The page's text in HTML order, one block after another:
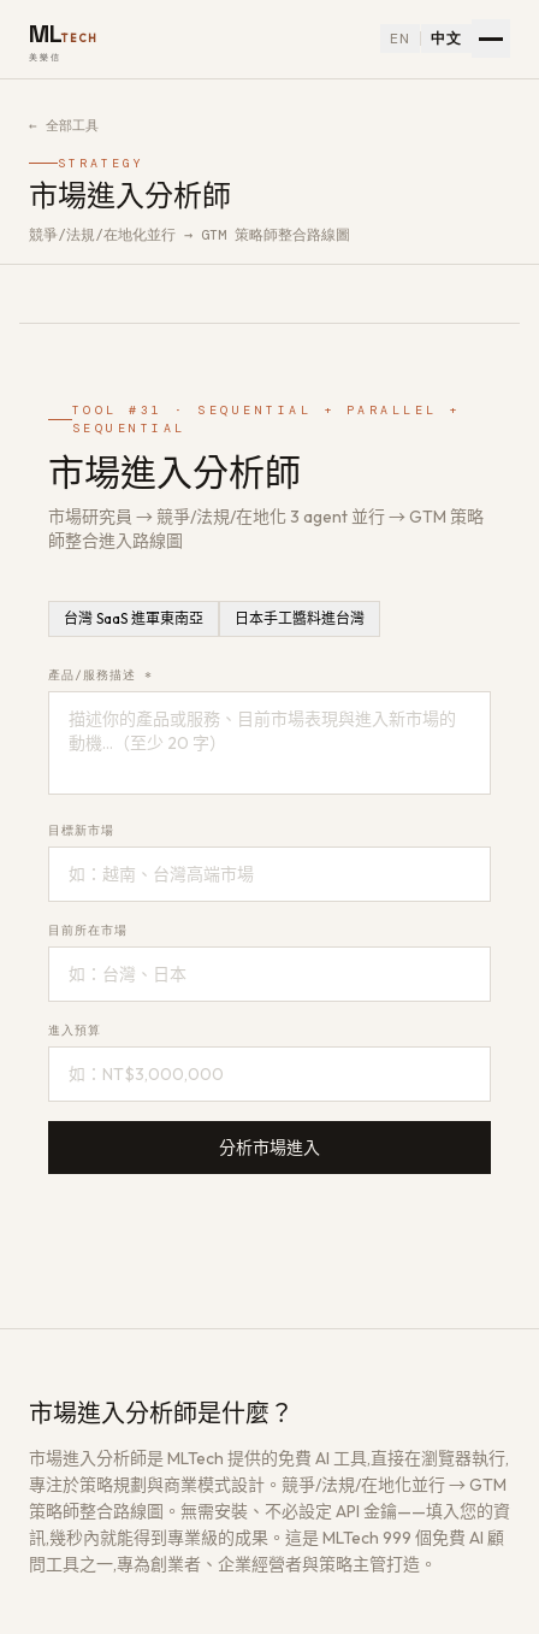
MLTECH
美樂信
EN 中文
獲取免費架構評估
← 全部工具
STRATEGY
市場進入分析師
如何使用市場進入分析師免費 AI 工具
競爭/法規/在地化並行 → GTM 策略師整合路線圖
TOOL #31 · SEQUENTIAL + PARALLEL +
SEQUENTIAL
市場進入分析師
市場研究員 → 競爭/法規/在地化 3 agent 並行 → GTM 策略
師整合進入路線圖
台灣 SaaS 進軍東南亞 日本手工醬料進台灣
產品/服務描述 *
目標新市場
目前所在市場
進入預算
分析市場進入
市場進入分析師是什麼？
市場進入分析師是 MLTech 提供的免費 AI 工具,直接在瀏覽器執行,
專注於策略規劃與商業模式設計。競爭/法規/在地化並行 → GTM
策略師整合路線圖。無需安裝、不必設定 API 金鑰——填入您的資
訊,幾秒內就能得到專業級的成果。這是 MLTech 999 個免費 AI 顧
問工具之一,專為創業者、企業經營者與策略主管打造。